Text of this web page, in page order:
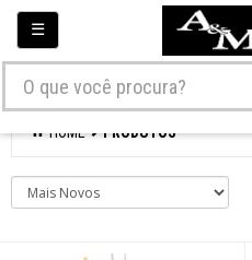
☰
Contato ×
Decoracao
Iluminacao
HOME PRODUTOS